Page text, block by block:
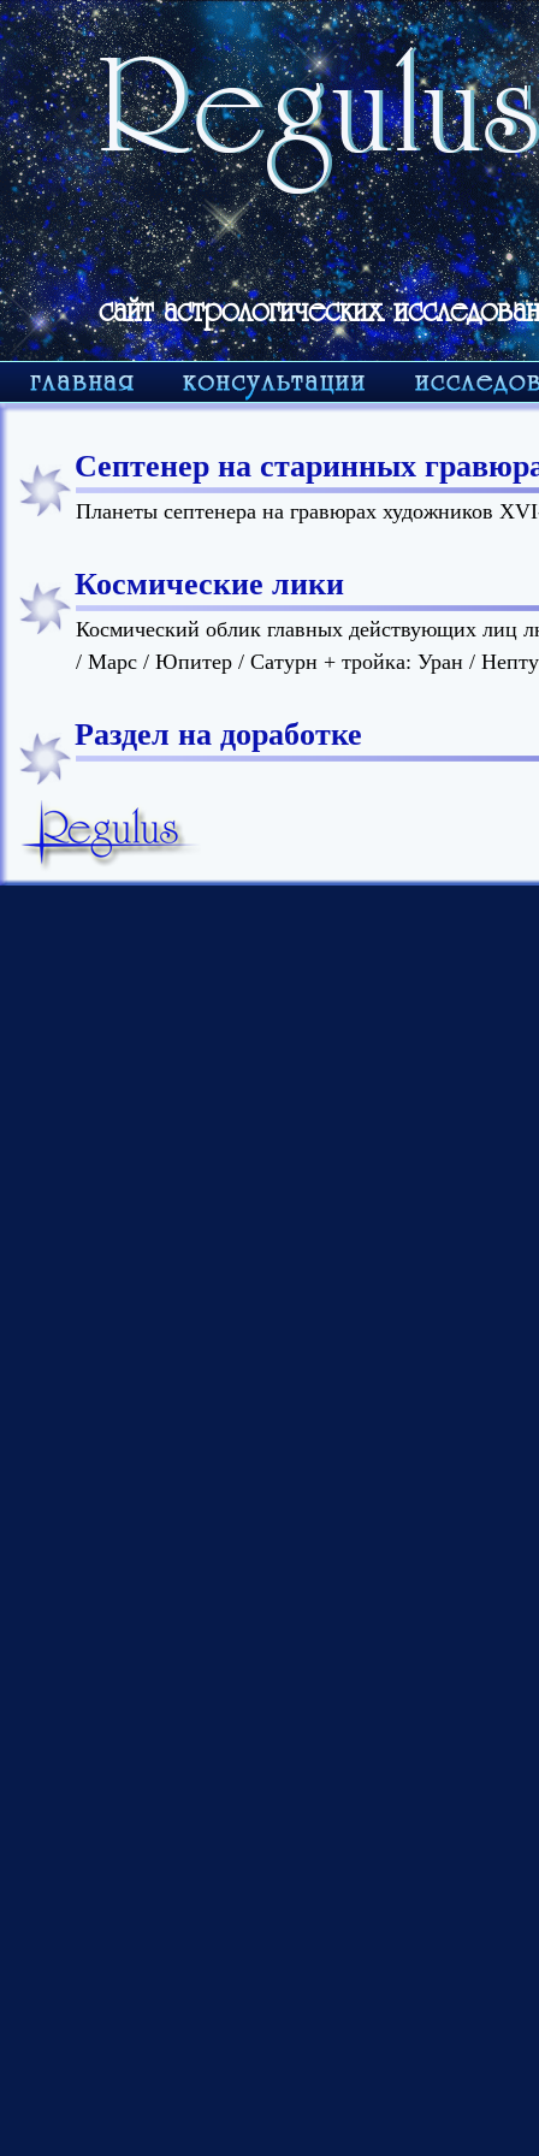
сайт астрологических
Септенер на старинных
Планеты септенера на гравюрах художников
Космические лики
Космический облик главных действующих лиц
/ Марс / Юпитер / Сатурн + тройка: Уран /
Раздел на доработке